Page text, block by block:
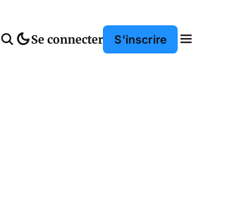
Se connecter S'inscrire